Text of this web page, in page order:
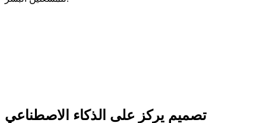
تصميم يركز على الذكاء الاصطناعي